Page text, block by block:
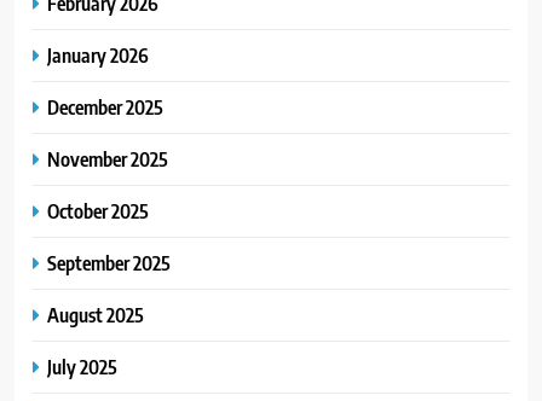
January 2026
December 2025
November 2025
October 2025
September 2025
August 2025
July 2025